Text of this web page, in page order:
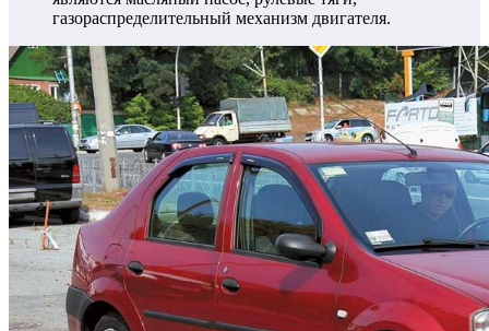
газораспределительный механизм двигателя.